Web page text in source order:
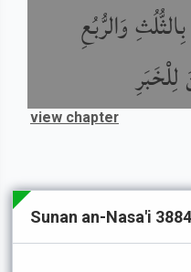
وَالرُّبُعِ
لِلْخَبَرِ
view chapter
Sunan an-Nasa'i 3884